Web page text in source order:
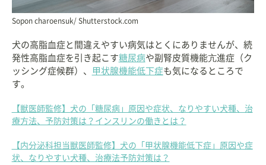
Sopon charoensuk/ Shutterstock.com
犬の高脂血症と間違えやすい病気はとくにありませんが、続
発性高脂血症を引き起こす糖尿病や副腎皮質機能亢進症（ク
ッシング症候群）、
甲状腺機能低下症も気になるところで
す。
【獣医師監修】犬の「糖尿病」原因や症状、なりやすい犬種、治
療方法、予防対策は？インスリンの働きとは？
【内分泌科担当獣医師監修】犬の「甲状腺機能低下症」原因や症
状、なりやすい犬種、治療法予防対策は？